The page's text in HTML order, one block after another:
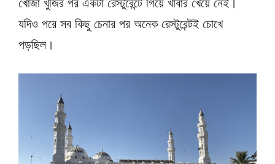
খোঁজা খুঁজির পর একটা রেস্টুরেন্টে গিয়ে খাবার খেয়ে নেই।
যদিও পরে সব কিছু চেনার পর অনেক রেস্টুরেন্টই চোখে
পড়ছিল।